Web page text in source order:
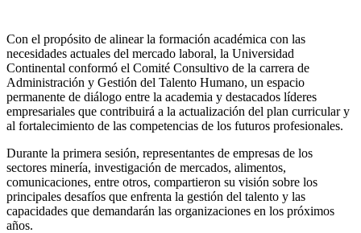
Con el propósito de alinear la formación académica con las
necesidades actuales del mercado laboral, la Universidad
Continental conformó el Comité Consultivo de la carrera de
Administración y Gestión del Talento Humano, un espacio
permanente de diálogo entre la academia y destacados líderes
empresariales que contribuirá a la actualización del plan curricular y
al fortalecimiento de las competencias de los futuros profesionales.
Durante la primera sesión, representantes de empresas de los
sectores minería, investigación de mercados, alimentos,
comunicaciones, entre otros, compartieron su visión sobre los
principales desafíos que enfrenta la gestión del talento y las
capacidades que demandarán las organizaciones en los próximos
años.